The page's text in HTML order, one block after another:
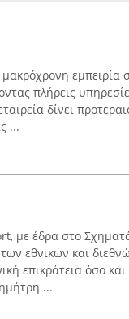
εμπειρία
πλήρεις
δίνει
...
με έδρα στο
εθνικών και
επικράτεια όσο
...